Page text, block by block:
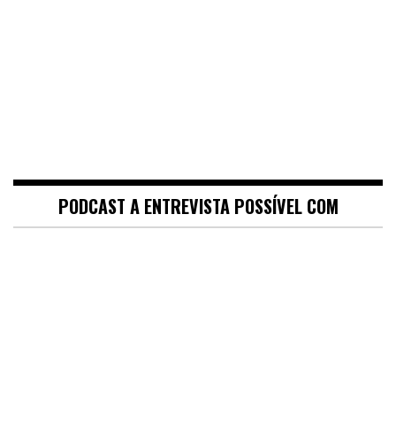
PODCAST A ENTREVISTA POSSÍVEL COM